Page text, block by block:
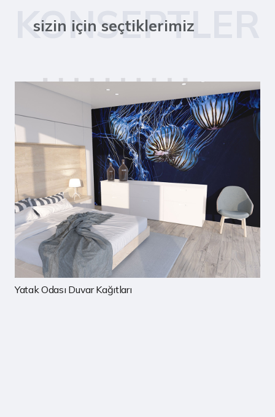
KONSEPTLER
sizin için seçtiklerimiz
Çocuk Odası Duvar Kağıtları